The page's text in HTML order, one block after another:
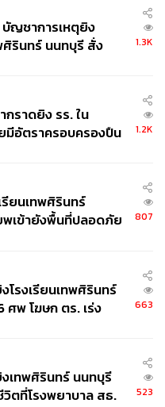
ญชาการเหตุยิง
ศิรินทร์ นนทบุรี สั่ง
1.3K
ราดยิง รร. ใน
มีอัตราครอบครองปืน
1.2K
รียนเทพศิรินทร์
เข้ายังพื้นที่ปลอดภัย
807
โรงเรียนเทพศิรินทร์
ศพ โฆษก ตร. เร่ง
663
เทพศิรินทร์ นนทบุรี
วิตที่โรงพยาบาล สธ.
523